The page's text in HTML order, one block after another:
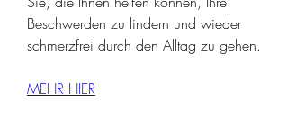
Beschwerden zu lindern und wieder
schmerzfrei durch den Alltag zu gehen.
MEHR HIER